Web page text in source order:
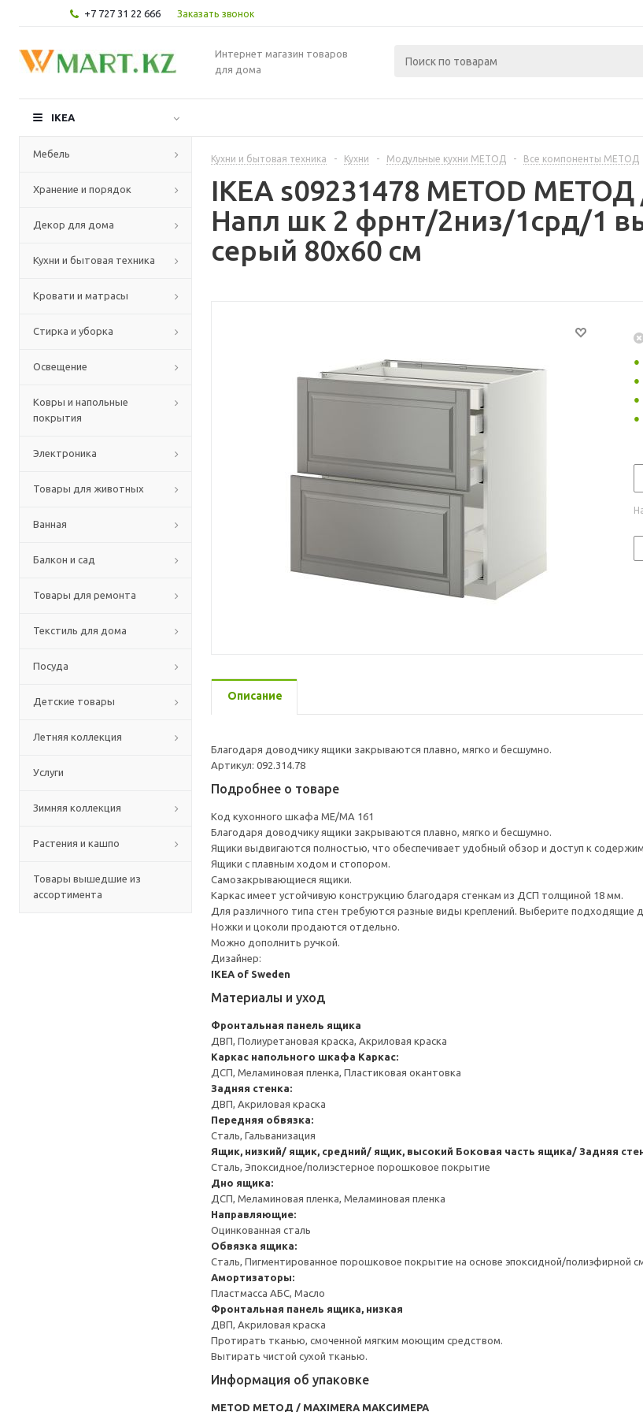
+7 727 31 22 666 Заказать звонок
Интернет магазин товаров
для дома
IKEA
Мебель
Хранение и порядок
Декор для дома
Кухни и бытовая техника
Кровати и матрасы
Стирка и уборка
Освещение
Ковры и напольные
покрытия
Электроника
Товары для животных
Ванная
Балкон и сад
Товары для ремонта
Текстиль для дома
Посуда
Детские товары
Летняя коллекция
Услуги
Зимняя коллекция
Растения и кашпо
Товары вышедшие из
ассортимента
Кухни и бытовая техника - Кухни - Модульные кухни МЕТОД - Все компоненты МЕТОД
IKEA s09231478 METOD
Напл шк 2 фрнт/2низ/1срд/1
серый 80x60 см
Описание
Благодаря доводчику ящики закрываются плавно, мягко и бесшумно.
Артикул: 092.314.78
Подробнее о товаре
Код кухонного шкафа ME/MA 161
Благодаря доводчику ящики закрываются плавно, мягко и бесшумно.
Ящики выдвигаются полностью, что обеспечивает удобный обзор и доступ к
Ящики с плавным ходом и стопором.
Самозакрывающиеся ящики.
Каркас имеет устойчивую конструкцию благодаря стенкам из ДСП толщиной 18 мм.
Для различного типа стен требуются разные виды креплений. Выберите подходящие
Ножки и цоколи продаются отдельно.
Можно дополнить ручкой.
Дизайнер:
IKEA of Sweden
Материалы и уход
Фронтальная панель ящика
ДВП, Полиуретановая краска, Акриловая краска
Каркас напольного шкафа Каркас:
ДСП, Меламиновая пленка, Пластиковая окантовка
Задняя стенка:
ДВП, Акриловая краска
Передняя обвязка:
Сталь, Гальванизация
Ящик, низкий/ ящик, средний/ ящик, высокий Боковая часть ящика/ Задняя
Сталь, Эпоксидное/полиэстерное порошковое покрытие
Дно ящика:
ДСП, Меламиновая пленка, Меламиновая пленка
Направляющие:
Оцинкованная сталь
Обвязка ящика:
Сталь, Пигментированное порошковое покрытие на основе эпоксидной/полиэфирной
Амортизаторы:
Пластмасса АБС, Масло
Фронтальная панель ящика, низкая
ДВП, Акриловая краска
Протирать тканью, смоченной мягким моющим средством.
Вытирать чистой сухой тканью.
Информация об упаковке
METOD МЕТОД / MAXIMERA МАКСИМЕРА